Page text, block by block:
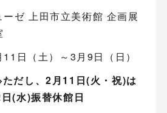
ゼ 上田市立美術館 企画展
日（土）～3月9日（日）
ただし、2月11日(火・祝)は
(水)振替休館日